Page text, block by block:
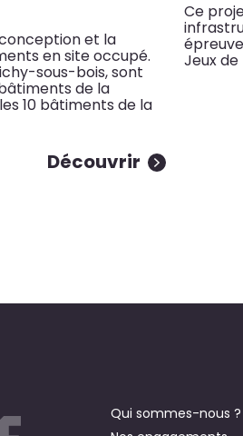
et la
en site occupé.
sous-bois, sont
de la
10 bâtiments de la
Découvrir
Ce
Jeux de
Qui sommes-nous ?